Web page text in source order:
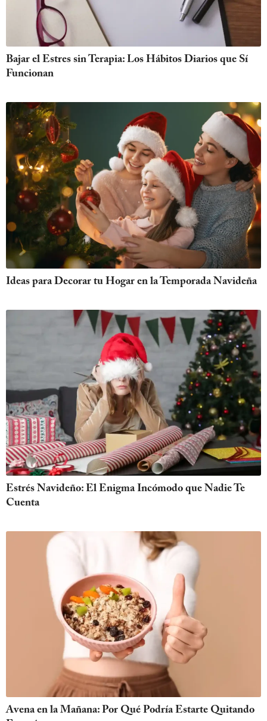
Bajar el Estres sin Terapia: Los Hábitos Diarios que Sí
Funcionan
Ideas para Decorar tu Hogar en la Temporada Navideña
Estrés Navideño: El Enigma Incómodo que Nadie Te
Cuenta
Avena en la Mañana: Por Qué Podría Estarte Quitando